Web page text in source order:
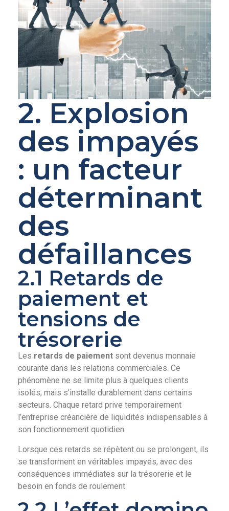
2. Explosion
des impayés
: un facteur
déterminant
des
défaillances
2.1 Retards de
paiement et
tensions de
trésorerie
Les retards de paiement sont devenus monnaie
courante dans les relations commerciales. Ce
phénomène ne se limite plus à quelques clients
isolés, mais s’installe durablement dans certains
secteurs. Chaque retard prive temporairement
l’entreprise créancière de liquidités indispensables à
son fonctionnement quotidien.
Lorsque ces retards se répètent ou se prolongent, ils
se transforment en véritables impayés, avec des
conséquences immédiates sur la trésorerie et le
besoin en fonds de roulement.